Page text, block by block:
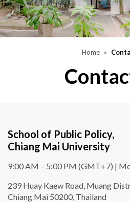
Home
School of Public Policy,
Chiang Mai University
9:00 AM – 5:00 PM (GMT+7) |
239 Huay Kaew Road, Muang
Chiang Mai 50200, Thailand